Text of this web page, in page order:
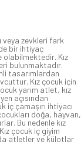
veya zevkleri fark
bir ihtiyaç
olabilmektedir. Kız
bulunmaktadır.
tasarımlardan
Kız çocuk için
yarım atlet, kız
açısından
iç çamaşırı ihtiyacı
doğa, hayvan,
Bu nedenle kız
çocuk iç giyim
atletler ve külotlar